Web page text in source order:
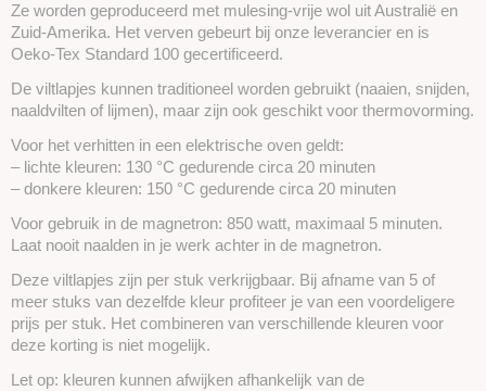
Ze worden geproduceerd met mulesing-vrije wol uit Australië en
Zuid-Amerika. Het verven gebeurt bij onze leverancier en is
Oeko-Tex Standard 100 gecertificeerd.
De viltlapjes kunnen traditioneel worden gebruikt (naaien, snijden,
naaldvilten of lijmen), maar zijn ook geschikt voor thermovorming.
Voor het verhitten in een elektrische oven geldt:
– lichte kleuren: 130 °C gedurende circa 20 minuten
– donkere kleuren: 150 °C gedurende circa 20 minuten
Voor gebruik in de magnetron: 850 watt, maximaal 5 minuten.
Laat nooit naalden in je werk achter in de magnetron.
Deze viltlapjes zijn per stuk verkrijgbaar. Bij afname van 5 of
meer stuks van dezelfde kleur profiteer je van een voordeligere
prijs per stuk. Het combineren van verschillende kleuren voor
deze korting is niet mogelijk.
Let op: kleuren kunnen afwijken afhankelijk van de